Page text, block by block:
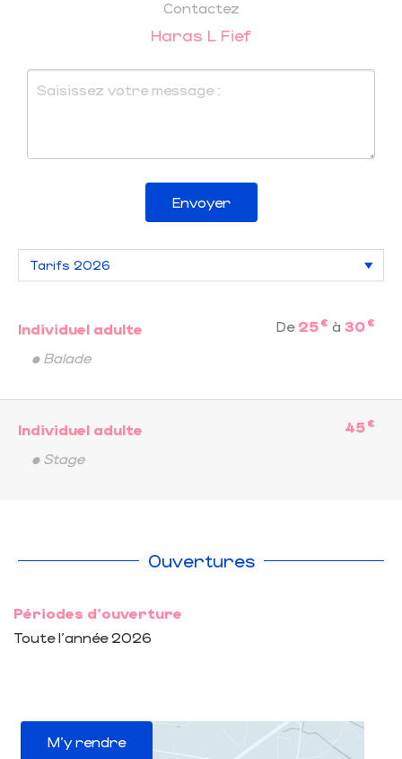
Contactez
Haras L Fief
Envoyer
Individuel adulte De 25 € à 30 €
• Balade
Individuel adulte 45 €
• Stage
Ouvertures
Périodes d'ouverture
Toute l'année 2026
M'y rendre